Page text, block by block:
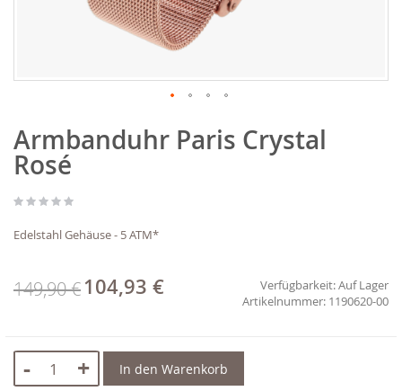
Anfang
der
Bildgalerie
Armbanduhr Paris Crystal
Rosé
Edelstahl Gehäuse - 5 ATM*
149,90 € Sonderpreis
104,93 € Verfügbarkeit:Auf Lager
1190620-00
- + In den Warenkorb